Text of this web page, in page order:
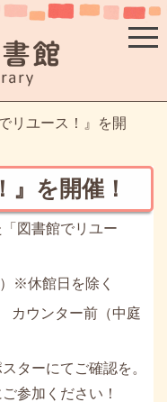
リユース！』を開
』を開催！
図書館でリユー
※休館日を除く
ウンター前（中庭
ターにてご確認を。
参加ください！